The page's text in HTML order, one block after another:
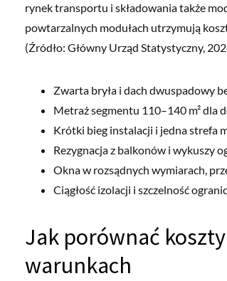
rynek transportu i składowania także
powtarzalnych modułach utrzymują
(Źródło: Główny Urząd Statystyczny,
Zwarta bryła i dach dwuspadowy
Metraż segmentu 110–140 m² dla
Krótki bieg instalacji i jedna strefa
Rezygnacja z balkonów i wykuszy
Okna w rozsądnych wymiarach,
Ciągłość izolacji i szczelność
Jak porównać
warunkach